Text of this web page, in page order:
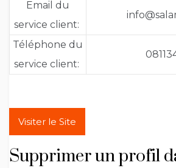
Email du
service client:
Téléphone du
service client:
Visiter le Site
Supprimer un profil